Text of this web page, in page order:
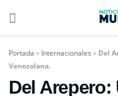
Portada » Internacionales » Del
Venezolana.
Del